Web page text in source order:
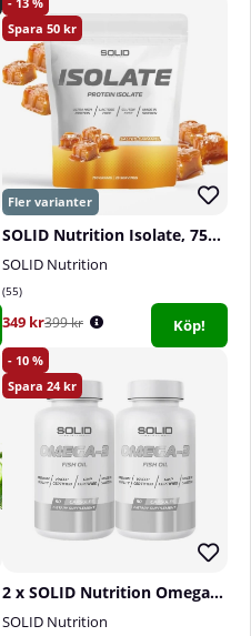
50
SOLID Nutrition Isolate, 750 g
SOLID Nutrition
55
349 kr399 kr Köp!
10
24
2 x SOLID Nutrition Omega-3, 90 caps
SOLID Nutrition